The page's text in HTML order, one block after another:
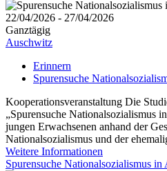
22/04/2026 - 27/04/2026
Ganztägig
Auschwitz
Erinnern
Spurensuche
Kooperationsveranstaltung Die
„Spurensuche Nationalsozialismus
jungen Erwachsenen anhand der
Nationalsozialismus und der
Weitere Informationen
Spurensuche Nationalsozialismus in